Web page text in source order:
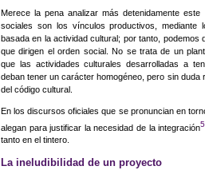
Merece la pena analizar más detenidamente
sociales son los vínculos productivos, mediante
basada en la actividad cultural; por tanto,
que dirigen el orden social. No se trata de un
que las actividades culturales desarrolladas a
deban tener un carácter homogéneo, pero sin duda
del código cultural.
En los discursos oficiales que se pronuncian en
alegan para justificar la necesidad de la integración5
tanto en el tintero.
La ineludibilidad de un proyecto